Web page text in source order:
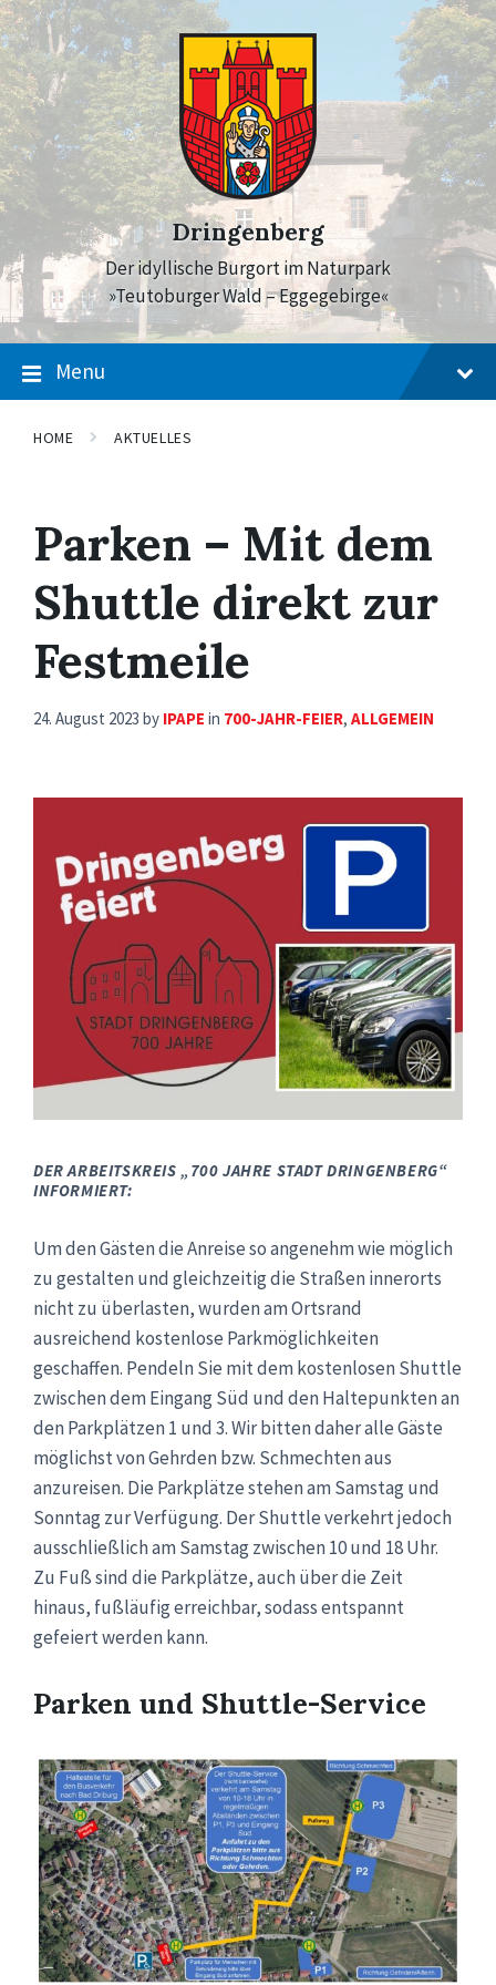
Skip
to
content
Skip
to
main
navigation
Skip
to
footer
Dringenberg
Der idyllische Burgort im Naturpark
»Teutoburger Wald – Eggegebirge«
Menu
HOME AKTUELLES
Parken – Mit dem
Shuttle direkt zur
Festmeile
24. August 2023 by IPAPE in 700-JAHR-FEIER, ALLGEMEIN
DER ARBEITSKREIS „700 JAHRE STADT DRINGENBERG“
INFORMIERT:
Um den Gästen die Anreise so angenehm wie möglich
zu gestalten und gleichzeitig die Straßen innerorts
nicht zu überlasten, wurden am Ortsrand
ausreichend kostenlose Parkmöglichkeiten
geschaffen. Pendeln Sie mit dem kostenlosen Shuttle
zwischen dem Eingang Süd und den Haltepunkten an
den Parkplätzen 1 und 3. Wir bitten daher alle Gäste
möglichst von Gehrden bzw. Schmechten aus
anzureisen. Die Parkplätze stehen am Samstag und
Sonntag zur Verfügung. Der Shuttle verkehrt jedoch
ausschließlich am Samstag zwischen 10 und 18 Uhr.
Zu Fuß sind die Parkplätze, auch über die Zeit
hinaus, fußläufig erreichbar, sodass entspannt
gefeiert werden kann.
Parken und Shuttle-Service